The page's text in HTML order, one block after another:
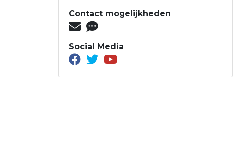
Contact mogelijkheden
Social Media